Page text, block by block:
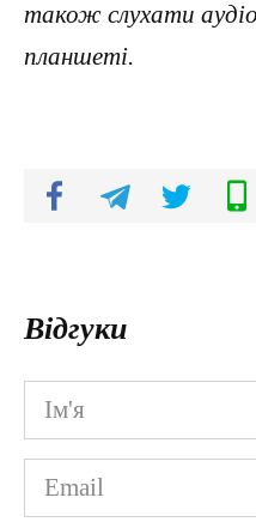
також слухати
планшеті.
Відгуки
Ім'я
*
Email
*